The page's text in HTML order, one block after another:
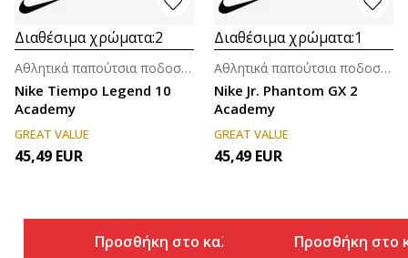
Διαθέσιμα χρώματα:2
Nike Tiempo Legend 10
Academy
Αθλητικά παπούτσια ποδοσφαίρου (8-14ε.)
GREAT VALUE
45,49 EUR
Προσθήκη στο καλάθι
Διαθέσιμα χρώματα:1
Nike Jr. Phantom GX 2
Academy
Αθλητικά παπούτσια ποδοσφαίρου (8-14ε.)
GREAT VALUE
45,49 EUR
Προσθήκη στο